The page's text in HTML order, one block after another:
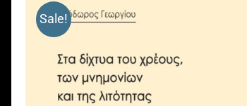
Sale!